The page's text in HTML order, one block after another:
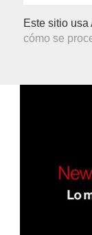
Este sitio
cómo se